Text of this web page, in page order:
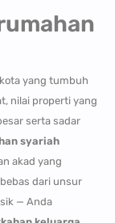
yang tumbuh
nilai properti yang
serta sadar
syariah
akad yang
dari unsur
— Anda